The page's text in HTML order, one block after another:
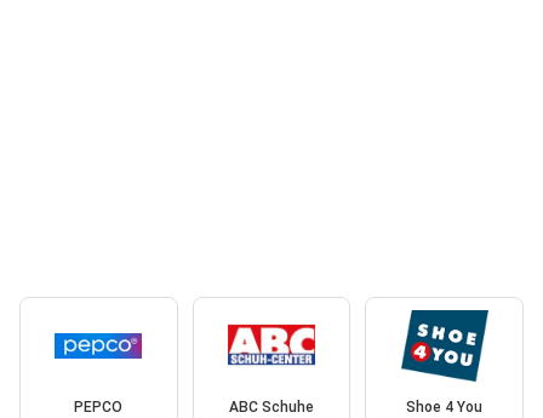
PEPCO ABC Schuhe Shoe 4 You